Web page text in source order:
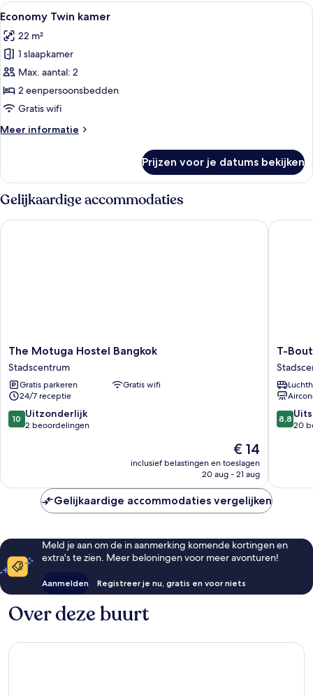
Alle
foto's
voor
Economy
Twin
kamer
laden
Een ruimte met twee
9
Economy Twin kamer
22 m²
1 slaapkamer
Max. aantal: 2
2 eenpersoonsbedden
Gratis wifi
Meer informatie
Meer
Twin
kamer
Prijzen voor je datums bekijken
Gelijkaardige accommodaties
The
Motuga
Hostel
Bangkok
Stadscentrum
The Motuga Hostel Bangkok
Stadscentrum
Gratis parkeren
Gratis wifi
24/7 receptie
10.0
van
10 Uitzonderlijk
2 beoordelingen
De
prijs
is
€ 14
inclusief belastingen en toeslagen
20 aug - 21 aug
The Motuga Hostel Bangkok
T-
Hostel
T-
8.8
van
8,8
20
T-
Gelijkaardige accommodaties vergelijken
Meld je aan om de in aanmerking komende kortingen en
extra's te zien. Meer beloningen voor meer avonturen!
Aanmelden Registreer je nu, gratis en voor niets
Over deze buurt